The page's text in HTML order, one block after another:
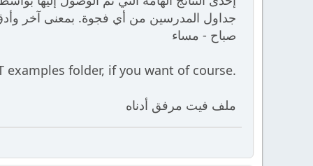
صباح - مساء
folder, if you want of course.
ملف فيت مرفق أدناه